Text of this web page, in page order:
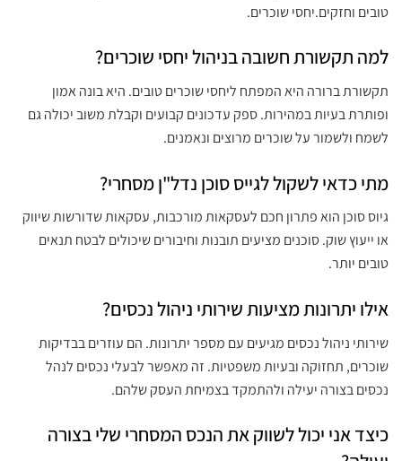
טובים וחזקים.יחסי שוכרים.
למה תקשורת חשובה בניהול יחסי שוכרים?
תקשורת ברורה היא המפתח ליחסי שוכרים טובים. היא בונה אמון
ופותרת בעיות במהירות. ספק עדכונים קבועים וקבלת משוב יכולה גם
לשמח ולשמור על שוכרים מרוצים ונאמנים.
מתי כדאי לשקול לגייס סוכן נדל"ן מסחרי?
גיוס סוכן הוא פתרון חכם לעסקאות מורכבות, עסקאות שדורשות שיווק
או ייעוץ שוק. סוכנים מציעים תובנות וחיבורים שיכולים לבטח תנאים
טובים יותר.
אילו יתרונות מציעות שירותי ניהול נכסים?
שירותי ניהול נכסים מגיעים עם מספר יתרונות. הם עוזרים בבדיקות
שוכרים, תחזוקה ובעיות משפטיות. זה מאפשר לבעלי נכסים לנהל
נכסים בצורה יעילה ולהתמקד בצמיחת העסק שלהם.
כיצד אני יכול לשווק את הנכס המסחרי שלי בצורה